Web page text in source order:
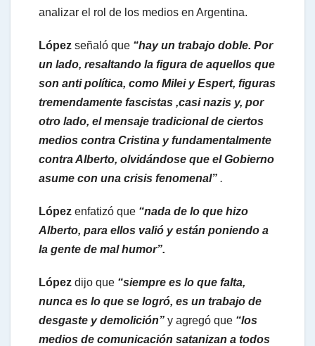
p
analizar el rol de los medios en Argentina.
López señaló que “hay un trabajo doble. Por
un lado, resaltando la figura de aquellos que
son anti política, como Milei y Espert, figuras
tremendamente fascistas ,casi nazis y, por
otro lado, el mensaje tradicional de ciertos
medios contra Cristina y fundamentalmente
contra Alberto, olvidándose que el Gobierno
asume con una crisis fenomenal” .
López enfatizó que “nada de lo que hizo
Alberto, para ellos valió y están poniendo a
la gente de mal humor”.
López dijo que “siempre es lo que falta,
nunca es lo que se logró, es un trabajo de
desgaste y demolición” y agregó que “los
medios de comunicación satanizan a todos